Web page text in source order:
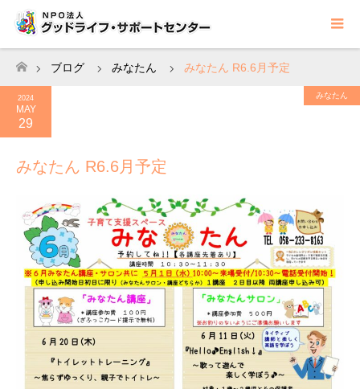
ホーム
ブログ みなたん みなたん R6.6月予定
2024
MAY
29
みなたん
みなたん R6.6月予定